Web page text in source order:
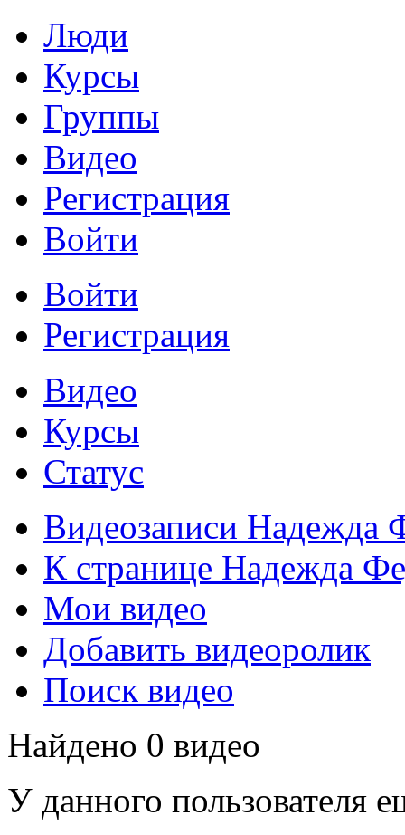
Люди
Курсы
Группы
Видео
Регистрация
Войти
Войти
Регистрация
Видео
Курсы
Статус
Видеозаписи Надежда
К странице Надежда
Мои видео
Добавить видеоролик
Поиск видео
Найдено 0 видео
У данного пользователя